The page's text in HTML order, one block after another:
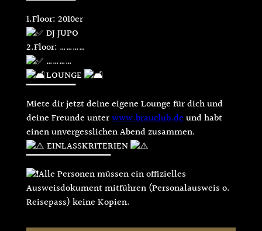
1.Floor: 2010er
DJ JUPO
2.Floor: …………
…………
LOUNGE
▔▔▔▔▔▔▔
Miete dir jetzt deine eigene Lounge für dich und
deine Freunde unterwww.brauclub.deund habt
einen unvergesslichen Abend zusammen.
EINLASSKRITERIEN
▔▔▔▔▔▔▔▔▔▔▔▔
Alle Personen müssen ein offizielles
Ausweisdokument mitführen (Personalausweis o.
Reisepass) keine Kopien.